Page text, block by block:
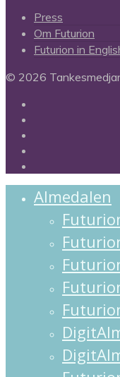
Press
Om Futurion
Futurion in
© 2026
Almedalen